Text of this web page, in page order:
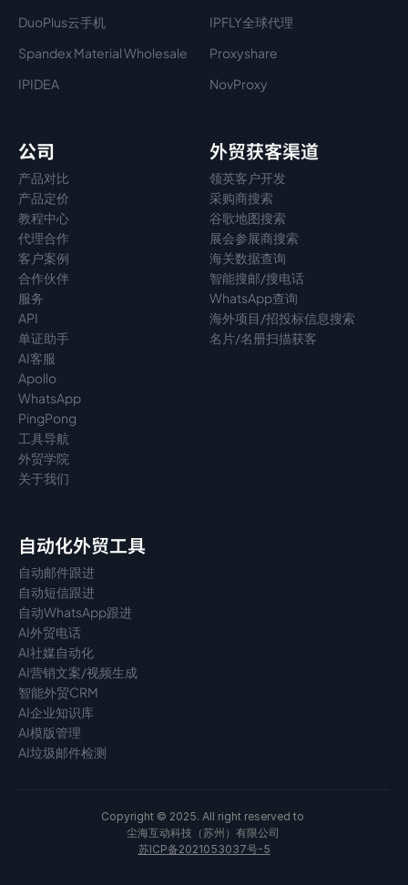
DuoPlus云手机
IPFLY全球代理
Spandex Material Wholesale​
Proxyshare
IPIDEA
NovProxy
公司
产品对比
产品定价
教程中心
代理合作
客户案例
合作伙伴
服务
API
单证助手
AI客服
Apollo
WhatsApp
PingPong
工具导航
外贸学院
关于我们
外贸获客渠道
领英客户开发
采购商搜索
谷歌地图搜索
展会参展商搜索
海关数据查询
智能搜邮/搜电话
WhatsApp查询
海外项目/招投标信息搜索
名片/名册扫描获客
自动化外贸工具
自动邮件跟进
自动短信跟进
自动WhatsApp跟进
AI外贸电话
AI社媒自动化
AI营销文案/视频生成
智能外贸CRM
AI企业知识库
AI模版管理
AI垃圾邮件检测
Copyright © 2025. All right reserved to
尘海互动科技（苏州）有限公司
苏ICP备2021053037号-5